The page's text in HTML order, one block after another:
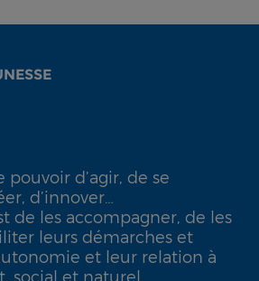
pouvoir d’agir, de se
d’innover…
de les accompagner, de les
leurs démarches et
et leur relation à
social et naturel.